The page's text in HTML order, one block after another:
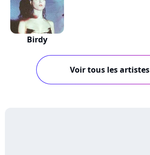
Birdy
Voir tous les artistes